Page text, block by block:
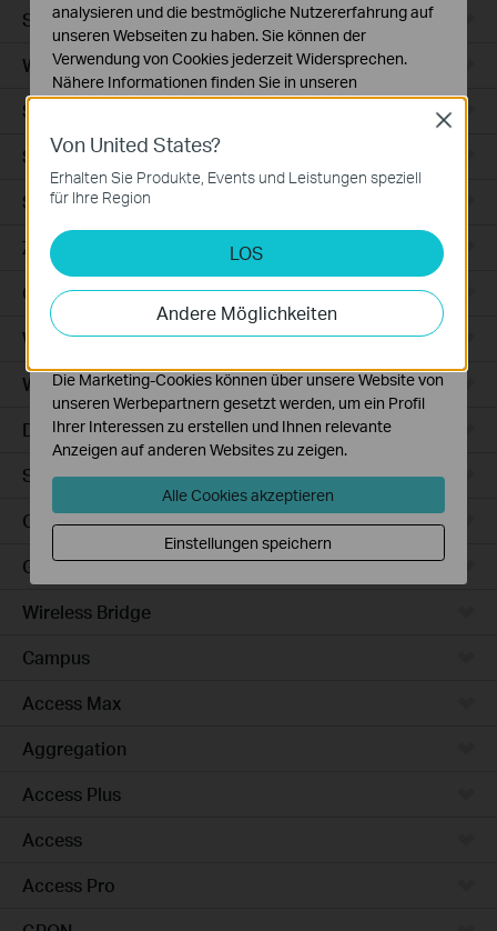
Smart Sensors
WLAN-Repeater+
Smartes Thermostat
Smart Hub
Saugroboter
Zubehör für Saugroboter
Ceiling Mount
WiFi
Wall Plate
Desktop
Switches
Outdoor
Gateways
Wireless Bridge
Campus
Access Max
Aggregation
Access Plus
Access
Access Pro
Von United States?
Erhalten Sie Produkte, Events und Leistungen speziell
für Ihre Region
LOS
Andere Möglichkeiten
Close
analysieren und die bestmögliche Nutzererfahrung auf
unseren Webseiten zu haben. Sie können der
Verwendung von Cookies jederzeit Widersprechen.
Nähere Informationen finden Sie in unseren
Datenschutzhinweisen.
Notwendige Cookies
Diese Cookies sind zur Funktion der Website
erforderlich und können in Ihren Systemen nicht
Analyse- und Marketing-Cookies
Analyse-Cookies ermöglichen es uns, Ihre Aktivitäten
auf unserer Website zu analysieren, um die
Funktionsweise unserer Website zu verbessern und
Die Marketing-Cookies können über unsere Website von
unseren Werbepartnern gesetzt werden, um ein Profil
Ihrer Interessen zu erstellen und Ihnen relevante
Anzeigen auf anderen Websites zu zeigen.
Alle Cookies akzeptieren
Einstellungen speichern